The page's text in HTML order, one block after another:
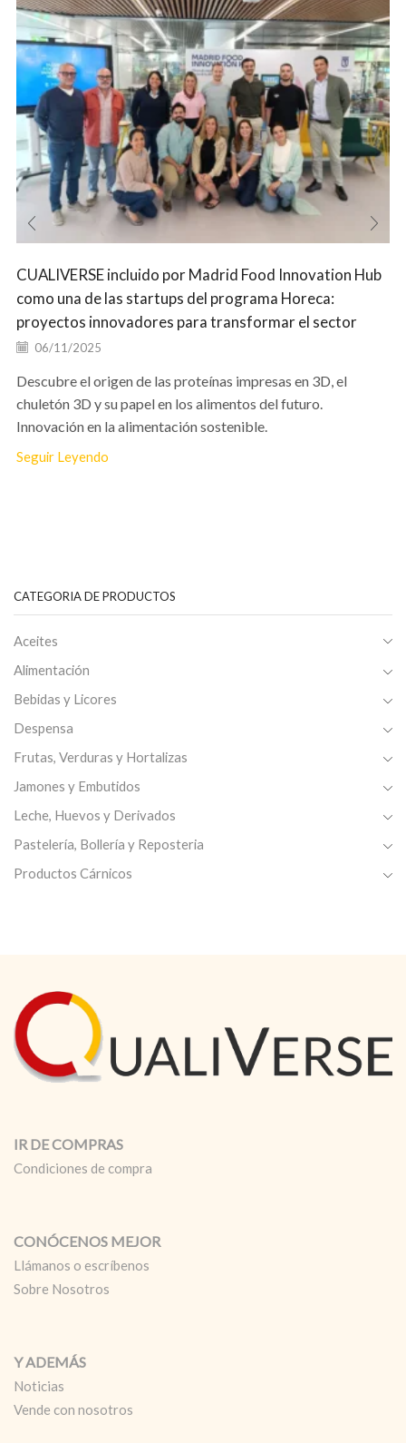
CUALIVERSE incluido por Madrid Food Innovation Hub
como una de las startups del programa Horeca:
proyectos innovadores para transformar el sector
06/11/2025
Descubre el origen de las proteínas impresas en 3D, el
chuletón 3D y su papel en los alimentos del futuro.
Innovación en la alimentación sostenible.
Seguir Leyendo
CATEGORIA DE PRODUCTOS
Aceites
Alimentación
Bebidas y Licores
Despensa
Frutas, Verduras y Hortalizas
Jamones y Embutidos
Leche, Huevos y Derivados
Pastelería, Bollería y Reposteria
Productos Cárnicos
IR DE COMPRAS
Condiciones de compra
CONÓCENOS MEJOR
Llámanos o escríbenos
Sobre Nosotros
Y ADEMÁS
Noticias
Vende con nosotros